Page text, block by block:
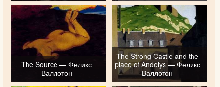
The Source — Феликс
Валлотон
The Strong Castle and the
place of Andelys — Феликс
Валлотон